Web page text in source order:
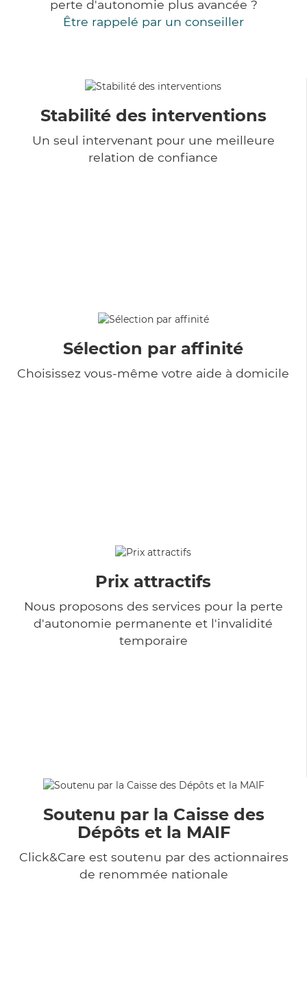
perte d'autonomie plus avancée ?
Être rappelé par un conseiller
Stabilité des interventions
Un seul intervenant pour une meilleure
relation de confiance
Sélection par affinité
Choisissez vous-même votre aide à domicile
Prix attractifs
Nous proposons des services pour la perte
d'autonomie permanente et l'invalidité
temporaire
Soutenu par la Caisse des
Dépôts et la MAIF
Click&Care est soutenu par des actionnaires
de renommée nationale